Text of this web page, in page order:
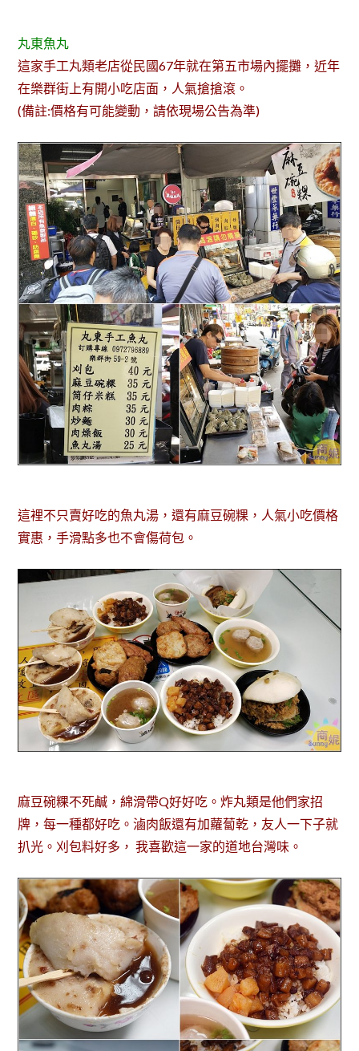
丸東魚丸
這家手工丸類老店從民國67年就在第五市場內擺攤，近年
在樂群街上有開小吃店面，人氣搶搶滾。
(備註:價格有可能變動，請依現場公告為準)
這裡不只賣好吃的魚丸湯，還有麻豆碗粿，人氣小吃價格
實惠，手滑點多也不會傷荷包。
麻豆碗粿不死鹹，綿滑帶Q好好吃。炸丸類是他們家招
牌，每一種都好吃。滷肉飯還有加蘿蔔乾，友人一下子就
扒光。刈包料好多， 我喜歡這一家的道地台灣味。